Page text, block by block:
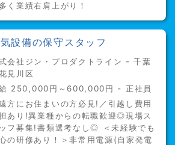
く業績右肩上がり！
設備の保守スタッフ
会社ジン・プロダクトライン - 千葉
見川区
250,000円～600,000円 - 正社員
方にお住まいの方必見!／引越し費用
あり!異業種からの転職歓迎◎現場ス
フ募集!書類選考なし◎ ＜未経験でも
の研修あり！＞非常用電源(自家発電